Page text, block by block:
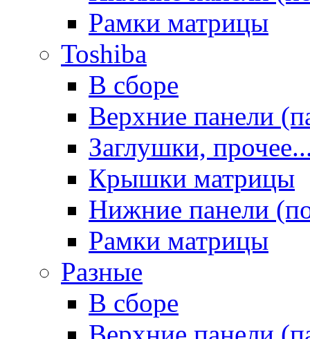
Рамки матрицы
Toshiba
В сборе
Верхние панели
Заглушки,
Крышки матрицы
Нижние панели
Рамки матрицы
Разные
В сборе